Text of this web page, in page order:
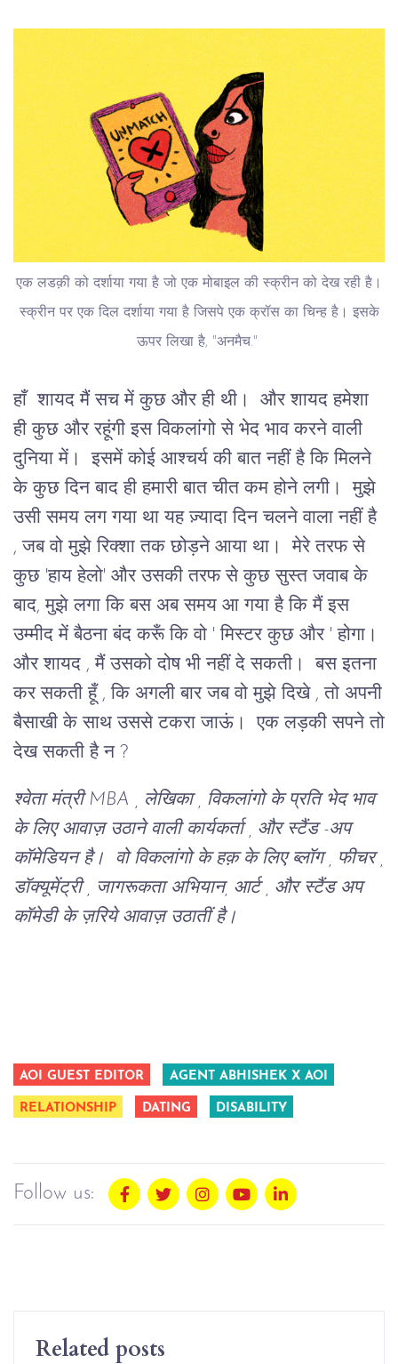
एक लडक़ी को दर्शाया गया है जो एक मोबाइल की स्क्रीन को देख रही है।
स्क्रीन पर एक दिल दर्शाया गया है जिसपे एक क्रॉस का चिन्ह है। इसके
ऊपर लिखा है, "अनमैच."
हाँ शायद मैं सच में कुछ और ही थी। और शायद हमेशा
ही कुछ और रहूंगी इस विकलांगो से भेद भाव करने वाली
दुनिया में। इसमें कोई आश्चर्य की बात नहीं है कि मिलने
के कुछ दिन बाद ही हमारी बात चीत कम होने लगी। मुझे
उसी समय लग गया था यह ज़्यादा दिन चलने वाला नहीं है
, जब वो मुझे रिक्शा तक छोड़ने आया था। मेरे तरफ से
कुछ 'हाय हेलो' और उसकी तरफ से कुछ सुस्त जवाब के
बाद, मुझे लगा कि बस अब समय आ गया है कि मैं इस
उम्मीद में बैठना बंद करूँ कि वो ' मिस्टर कुछ और ' होगा।
और शायद , मैं उसको दोष भी नहीं दे सकती। बस इतना
कर सकती हूँ , कि अगली बार जब वो मुझे दिखे , तो अपनी
बैसाखी के साथ उससे टकरा जाऊं। एक लड़की सपने तो
देख सकती है न ?
श्वेता मंत्री MBA , लेखिका , विकलांगो के प्रति भेद भाव
के लिए आवाज़ उठाने वाली कार्यकर्ता , और स्टैंड -अप
कॉमेडियन है। वो विकलांगो के हक़ के लिए ब्लॉग , फीचर ,
डॉक्यूमेंट्री , जागरूकता अभियान, आर्ट , और स्टैंड अप
कॉमेडी के ज़रिये आवाज़ उठातीं है।
AOI GUEST EDITOR AGENT ABHISHEK X AOI
RELATIONSHIP DATING DISABILITY
Follow us:
Related posts